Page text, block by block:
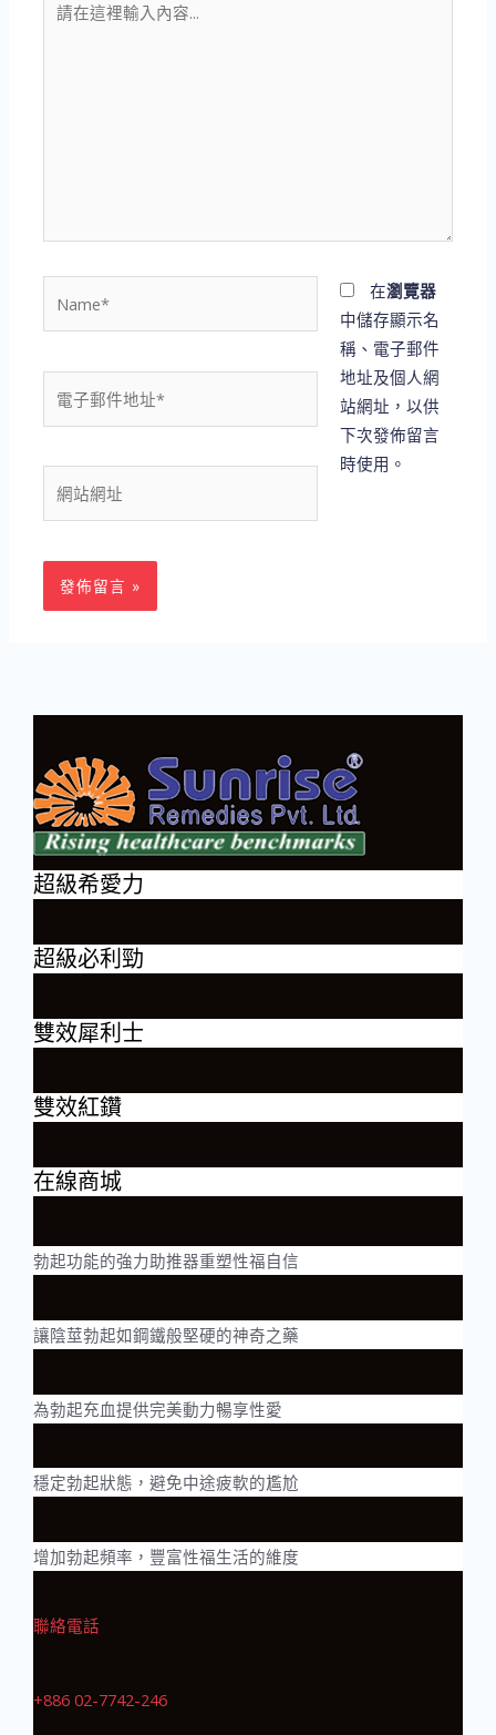
在
子
件
地
址
*
站
址
在瀏覽器
中儲存顯示名
稱、電子郵件
地址及個人網
站網址，以供
下次發佈留言
時使用。
超級希愛力
超級必利勁
雙效犀利士
雙效紅鑽
在線商城
勃起功能的強力助推器重塑性福自信
讓陰莖勃起如鋼鐵般堅硬的神奇之藥
為勃起充血提供完美動力暢享性愛
穩定勃起狀態，避免中途疲軟的尷尬
增加勃起頻率，豐富性福生活的維度
聯絡電話
+886 02-7742-246